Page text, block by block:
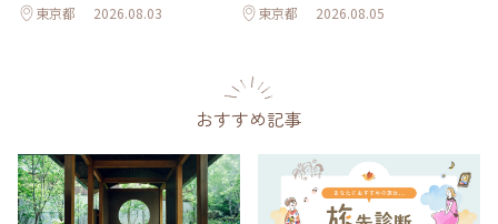
東京都 2026.08.03 東京都 2026.08.05
おすすめ記事